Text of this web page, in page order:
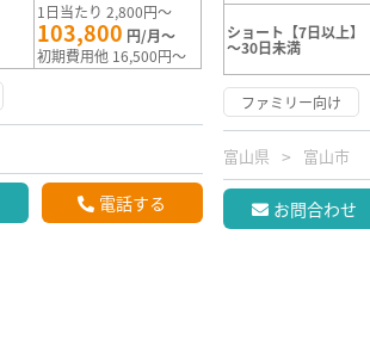
1日当たり 2,800円～
103,800 円/月～
初期費用他 16,500円～
電話する
ショート【7日以上】
～30日未満
ファミリー向け
富山県 富山市
お問合わせ